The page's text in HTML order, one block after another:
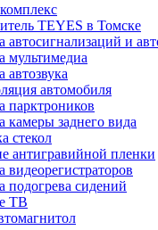
TEYES в Томске
автосигнализаций и
мультимедиа
автозвука
автомобиля
парктроников
камеры заднего вида
стекол
антигравийной пленки
видеорегистраторов
подогрева сидений
ТВ